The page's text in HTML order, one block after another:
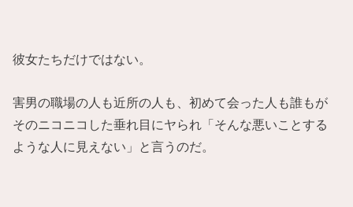
彼女たちだけではない。
害男の職場の人も近所の人も、初めて会った人も誰もが
そのニコニコした垂れ目にヤられ「そんな悪いことする
ような人に見えない」と言うのだ。